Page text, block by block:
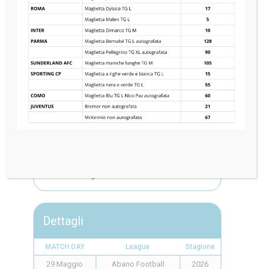
LASK
3
—
5
Dettagli
MATCH DAY League Stagione
29 Maggio
Abano Football
2026